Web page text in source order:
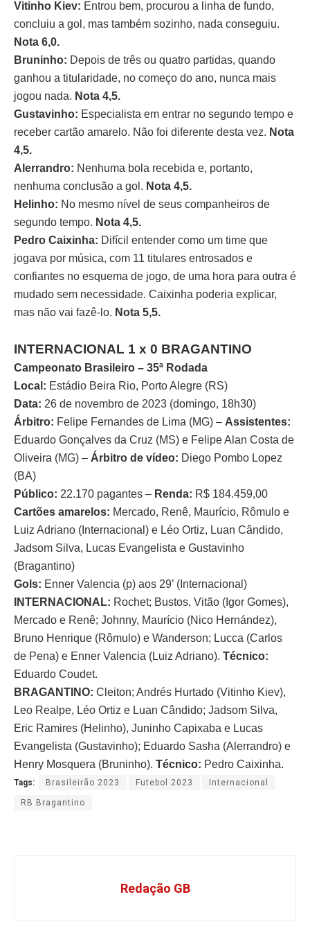
Vitinho Kiev: Entrou bem, procurou a linha de fundo,
concluiu a gol, mas também sozinho, nada conseguiu.
Nota 6,0.
Bruninho: Depois de três ou quatro partidas, quando
ganhou a titularidade, no começo do ano, nunca mais
jogou nada. Nota 4,5.
Gustavinho: Especialista em entrar no segundo tempo e
receber cartão amarelo. Não foi diferente desta vez. Nota
4,5.
Alerrandro: Nenhuma bola recebida e, portanto,
nenhuma conclusão a gol. Nota 4,5.
Helinho: No mesmo nível de seus companheiros de
segundo tempo. Nota 4,5.
Pedro Caixinha: Difícil entender como um time que
jogava por música, com 11 titulares entrosados e
confiantes no esquema de jogo, de uma hora para outra é
mudado sem necessidade. Caixinha poderia explicar,
mas não vai fazê-lo. Nota 5,5.
INTERNACIONAL 1 x 0 BRAGANTINO
Campeonato Brasileiro – 35ª Rodada
Local: Estádio Beira Rio, Porto Alegre (RS)
Data: 26 de novembro de 2023 (domingo, 18h30)
Árbitro: Felipe Fernandes de Lima (MG) – Assistentes:
Eduardo Gonçalves da Cruz (MS) e Felipe Alan Costa de
Oliveira (MG) – Árbitro de vídeo: Diego Pombo Lopez
(BA)
Público: 22.170 pagantes – Renda: R$ 184.459,00
Cartões amarelos: Mercado, Renê, Maurício, Rômulo e
Luiz Adriano (Internacional) e Léo Ortiz, Luan Cândido,
Jadsom Silva, Lucas Evangelista e Gustavinho
(Bragantino)
Gols: Enner Valencia (p) aos 29’ (Internacional)
INTERNACIONAL: Rochet; Bustos, Vitão (Igor Gomes),
Mercado e Renê; Johnny, Maurício (Nico Hernández),
Bruno Henrique (Rômulo) e Wanderson; Lucca (Carlos
de Pena) e Enner Valencia (Luiz Adriano). Técnico:
Eduardo Coudet.
BRAGANTINO: Cleiton; Andrés Hurtado (Vitinho Kiev),
Leo Realpe, Léo Ortiz e Luan Cândido; Jadsom Silva,
Eric Ramires (Helinho), Juninho Capixaba e Lucas
Evangelista (Gustavinho); Eduardo Sasha (Alerrandro) e
Henry Mosquera (Bruninho). Técnico: Pedro Caixinha.
Tags: Brasileirão 2023 Futebol 2023 Internacional
RB Bragantino
Redação GB